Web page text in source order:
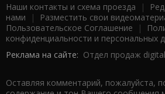
Наши контакты и схема проезда |
нами | Разместить свои
Пользовательское Соглашение |
конфиденциальности и персональных
Реклама на сайте: Отдел продаж
Оставляя комментарий, пожалуйста,